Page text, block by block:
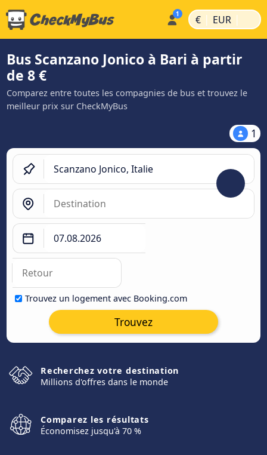
€ | EUR |
Bus Scanzano Jonico à Bari à partir
de 8 €
Comparez entre toutes les compagnies de bus et trouvez le
meilleur prix sur CheckMyBus
1
Trouvez un logement avec Booking.com
Trouvez
Recherchez votre destination
Millions d'offres dans le monde
Comparez les résultats
Économisez jusqu'à 70 %